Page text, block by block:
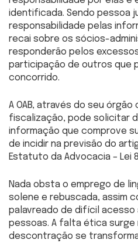
identificada. Sendo pessoa
responsabilidade pelas
recai sobre os sócios-
responderão pelos
participação de outros que
concorrido.
A OAB, através do seu
fiscalização, pode solicitar
informação que comprove
de incidir na previsão do
Estatuto da Advocacia – Lei
Nada obsta o emprego de
solene e rebuscada, assim
palavreado de difícil acesso
pessoas. A falta ética surge
descontração se